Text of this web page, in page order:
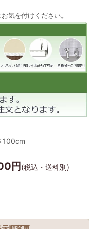
を付けください。
100cm
円 (税込・送料別)